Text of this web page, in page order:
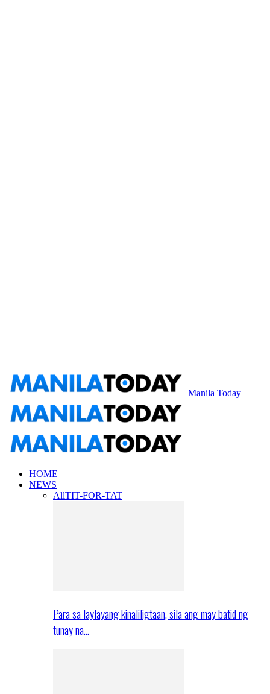
Manila Today
HOME
NEWS
AllTIT-FOR-TAT
Para sa laylayang kinaliligtaan, sila ang may batid ng
tunay na…